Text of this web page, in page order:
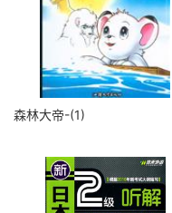
森林大帝-(1)